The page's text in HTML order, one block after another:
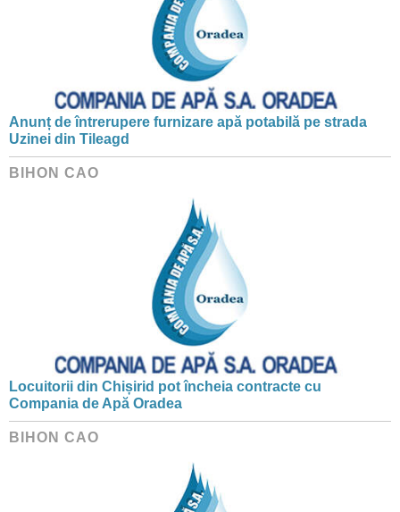
Anunț de întrerupere furnizare apă potabilă pe strada
Uzinei din Tileagd
BIHON CAO
Locuitorii din Chișirid pot încheia contracte cu
Compania de Apă Oradea
BIHON CAO